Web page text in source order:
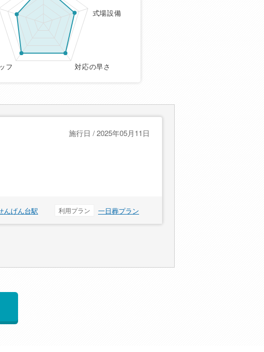
式場設備
対応の早さ
フ
施行日 / 2025年05月11日
んげん台駅 利用プラン 一日葬プラン